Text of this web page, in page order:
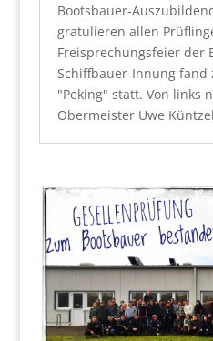
Bootsbauer-
gratulieren allen
Freisprechungsfeier der
Schiffbauer-Innung fand
"Peking" statt. Von links
Obermeister Uwe